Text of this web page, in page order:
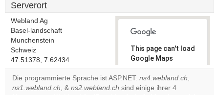
Serverort
Webland Ag
Basel-landschaft
Munchenstein
Schweiz
47.51378, 7.62434
This page can't load
Google Maps
correctly.
Do you
Die programmierte Sprache ist ASP.NET. ns4.webland.ch,
ns1.webland.ch, & ns2.webland.ch sind einige ihrer 4